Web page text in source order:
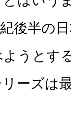
後半の
うとす
ーズは